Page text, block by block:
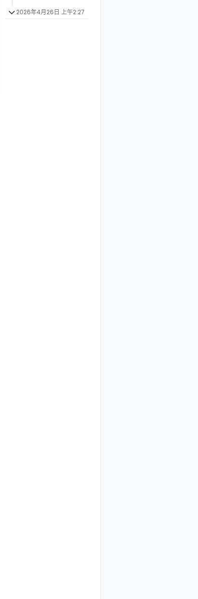
2026年4月26日 上午2:27